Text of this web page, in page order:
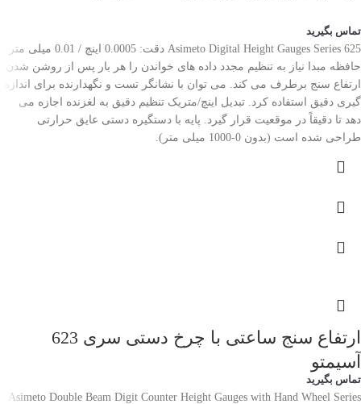
تماس بگیرید
Asimeto Digital Height Gauges Series 625 دقت: 0.0005 اینچ / 0.01 میلی متر
حافظه مبدا نیاز به تنظیم مجدد داده های خواندن را هر بار پس از روشن شدن
ارتفاع سنج برطرف می کند. می توان با نشانگر تست و نگهدارنده برای اندازه
گیری دقیق استفاده کرد. تبدیل اینچ/متریک تنظیم دقیق به لغزنده اجازه می
دهد تا دقیقاً در موقعیت قرار گیرد. پایه با دستگیره دستی عایق حرارتی
طراحی شده است (بدون 0-1000 میلی متر).
ارتفاع سنج ساعتی با چرخ دستی سری 623
آسیمتو
تماس بگیرید
Asimeto Double Beam Digit Counter Height Gauges with Hand Wheel Series